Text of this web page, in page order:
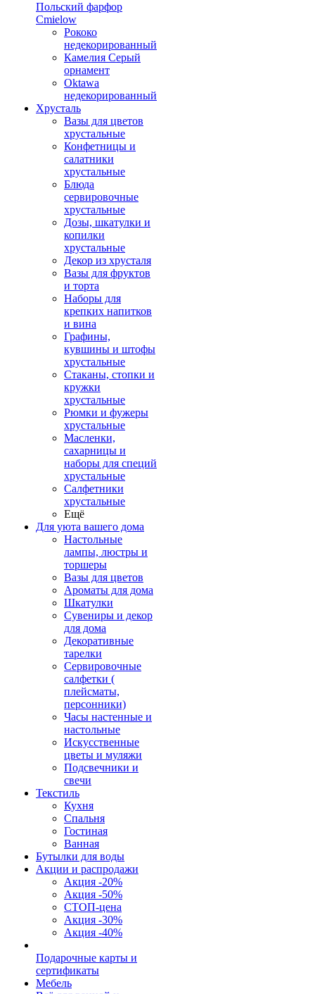
Польский фарфор
Сmielow
Рококо
недекорированный
Камелия Серый
орнамент
Oktawa
недекорированный
Хрусталь
Вазы для цветов
хрустальные
Конфетницы и
салатники
хрустальные
Блюда
сервировочные
хрустальные
Дозы, шкатулки и
копилки
хрустальные
Декор из хрусталя
Вазы для фруктов
и торта
Наборы для
крепких напитков
и вина
Графины,
кувшины и штофы
хрустальные
Стаканы, стопки и
кружки
хрустальные
Рюмки и фужеры
хрустальные
Масленки,
сахарницы и
наборы для специй
хрустальные
Салфетники
хрустальные
Ещё
Для уюта вашего дома
Настольные
лампы, люстры и
торшеры
Вазы для цветов
Ароматы для дома
Шкатулки
Сувениры и декор
для дома
Декоративные
тарелки
Сервировочные
салфетки (
плейсматы,
персонники)
Часы настенные и
настольные
Искусственные
цветы и муляжи
Подсвечники и
свечи
Текстиль
Кухня
Спальня
Гостиная
Ванная
Бутылки для воды
Акции и распродажи
Акция -20%
Акция -50%
СТОП-цена
Акция -30%
Акция -40%
Подарочные карты и
сертификаты
Мебель